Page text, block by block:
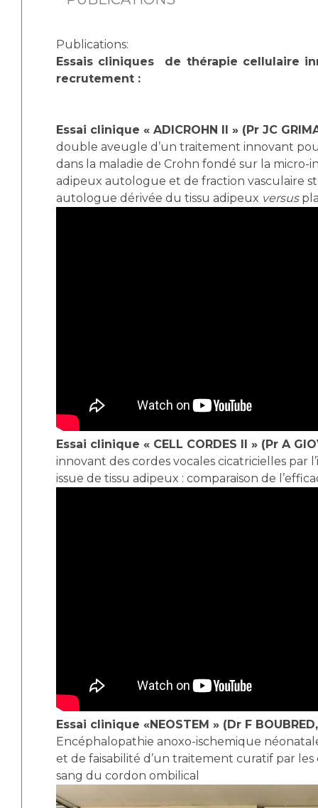
Publications:
Essais cliniques de thérapie cellulaire
recrutement :
Essai clinique « ADICROHN II » (Pr JC
double aveugle d’un traitement innovant
dans la maladie de Crohn fondé sur la micro-
adipeux autologue et de fraction vasculaire
autologue dérivée du tissu adipeux versus
Essai clinique « CELL CORDES II » (Pr A
innovant des cordes vocales cicatricielles par
issue de tissu adipeux : comparaison de
Essai clinique «NEOSTEM » (Dr F
Encéphalopathie anoxo-ischemique
et de faisabilité d’un traitement curatif par
sang du cordon ombilical